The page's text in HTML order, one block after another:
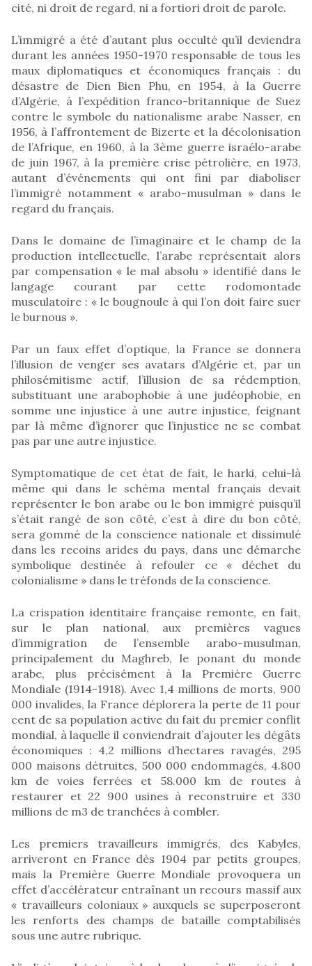
cité, ni droit de regard, ni a fortiori droit de parole.
L’immigré a été d’autant plus occulté qu’il deviendra
durant les années 1950-1970 responsable de tous les
maux diplomatiques et économiques français : du
désastre de Dien Bien Phu, en 1954, à la Guerre
d’Algérie, à l’expédition franco-britannique de Suez
contre le symbole du nationalisme arabe Nasser, en
1956, à l’affrontement de Bizerte et la décolonisation
de l’Afrique, en 1960, à la 3ème guerre israélo-arabe
de juin 1967, à la première crise pétrolière, en 1973,
autant d’événements qui ont fini par diaboliser
l’immigré notamment « arabo-musulman » dans le
regard du français.
Dans le domaine de l’imaginaire et le champ de la
production intellectuelle, l’arabe représentait alors
par compensation « le mal absolu » identifié dans le
langage courant par cette rodomontade
musculatoire : « le bougnoule à qui l’on doit faire suer
le burnous ».
Par un faux effet d’optique, la France se donnera
l’illusion de venger ses avatars d’Algérie et, par un
philosémitisme actif, l’illusion de sa rédemption,
substituant une arabophobie à une judéophobie, en
somme une injustice à une autre injustice, feignant
par là même d’ignorer que l’injustice ne se combat
pas par une autre injustice.
Symptomatique de cet état de fait, le harki, celui-là
même qui dans le schéma mental français devait
représenter le bon arabe ou le bon immigré puisqu’il
s’était rangé de son côté, c’est à dire du bon côté,
sera gommé de la conscience nationale et dissimulé
dans les recoins arides du pays, dans une démarche
symbolique destinée à refouler ce « déchet du
colonialisme » dans le tréfonds de la conscience.
La crispation identitaire française remonte, en fait,
sur le plan national, aux premières vagues
d’immigration de l’ensemble arabo-musulman,
principalement du Maghreb, le ponant du monde
arabe, plus précisément à la Première Guerre
Mondiale (1914-1918). Avec 1,4 millions de morts, 900
000 invalides, la France déplorera la perte de 11 pour
cent de sa population active du fait du premier conflit
mondial, à laquelle il conviendrait d’ajouter les dégâts
économiques : 4,2 millions d’hectares ravagés, 295
000 maisons détruites, 500 000 endommagés, 4.800
km de voies ferrées et 58.000 km de routes à
restaurer et 22 900 usines à reconstruire et 330
millions de m3 de tranchées à combler.
Les premiers travailleurs immigrés, des Kabyles,
arriveront en France dès 1904 par petits groupes,
mais la Première Guerre Mondiale provoquera un
effet d’accélérateur entraînant un recours massif aux
« travailleurs coloniaux » auxquels se superposeront
les renforts des champs de bataille comptabilisés
sous une autre rubrique.